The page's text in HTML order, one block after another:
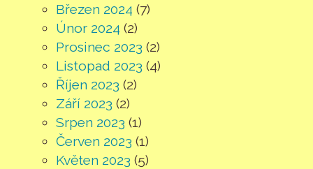
Březen 2024 (7)
Únor 2024 (2)
Prosinec 2023 (2)
Listopad 2023 (4)
Říjen 2023 (2)
Září 2023 (2)
Srpen 2023 (1)
Červen 2023 (1)
Květen 2023 (5)